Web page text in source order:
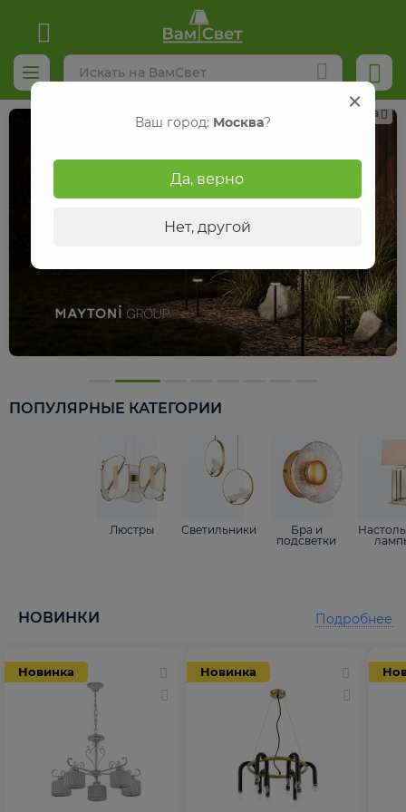
Реклама
ПОПУЛЯРНЫЕ КАТЕГОРИИ
Люстры Светильники
Бра и
подсветки
НОВИНКИ
Новинка Новинка
Подробнее
Ваш город: Москва?
Да, верно
Нет, другой